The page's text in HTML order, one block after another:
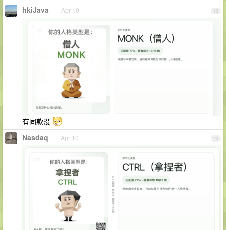
19
hkiJava Apr 10
有同款没
20
Nasdaq Apr 10